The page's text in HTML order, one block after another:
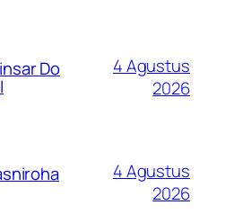
Do
4 Agustus
2026
4 Agustus
2026